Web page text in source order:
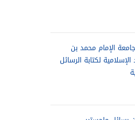
الإمام محمد بن
لكتابة الرسائل